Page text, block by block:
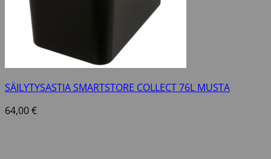
SÄILYTYSASTIA SMARTSTORE COLLECT 76L MUSTA
64,00€